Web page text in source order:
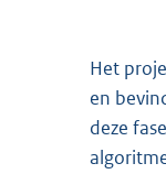
Het
en
deze